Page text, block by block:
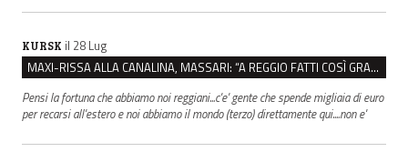
KURSK il 28 Lug
MAXI-RISSA ALLA CANALINA, MASSARI: “A REGGIO FATTI COSÌ GRAVI NON DEVONO TROVARE SPAZIO”
Pensi la fortuna che abbiamo noi reggiani...c'e' gente che spende migliaia di euro
per recarsi all'estero e noi abbiamo il mondo (terzo) direttamente qui....non e'